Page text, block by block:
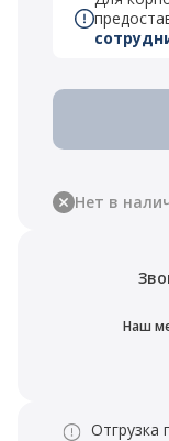
Нет в
Наш
Отгрузка